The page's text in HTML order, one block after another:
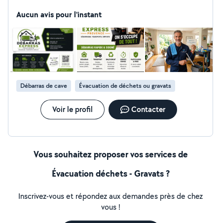
Aucun avis pour l'instant
Débarras de cave Évacuation de déchets ou gravats
Voir le profil Contacter
Vous souhaitez proposer vos services de
Évacuation déchets - Gravats ?
Inscrivez-vous et répondez aux demandes près de chez
vous !